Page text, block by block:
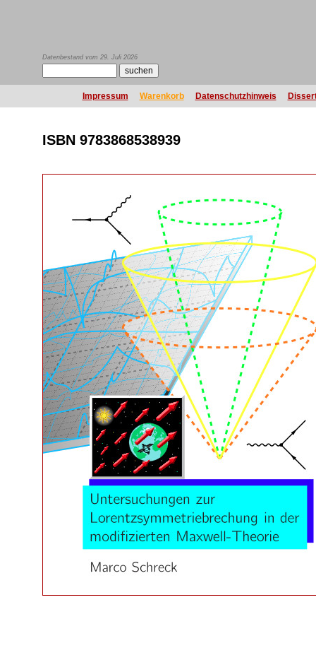
Datenbestand vom 29. Juli 2026
Impressum Warenkorb Datenschutzhinweis
ISBN 9783868538939